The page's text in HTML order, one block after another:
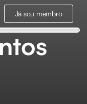
Já sou membro